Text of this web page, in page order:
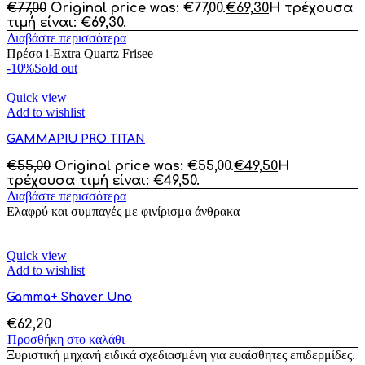
€77,00 Original price was: €77,00.€69,30Η τρέχουσα
τιμή είναι: €69,30.
Διαβάστε περισσότερα
Πρέσα i-Extra Quartz Frisee
-10%Sold out
Quick view
Add to wishlist
GAMMAPIU PRO TITAN
€55,00 Original price was: €55,00.€49,50Η
τρέχουσα τιμή είναι: €49,50.
Διαβάστε περισσότερα
Ελαφρύ και συμπαγές με φινίρισμα άνθρακα
Quick view
Add to wishlist
Gamma+ Shaver Uno
€62,20
Προσθήκη στο καλάθι
Ξυριστική μηχανή ειδικά σχεδιασμένη για ευαίσθητες επιδερμίδες.